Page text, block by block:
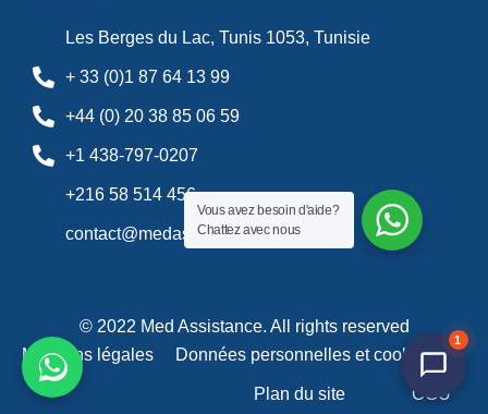
Les Berges du Lac, Tunis 1053, Tunisie
+ 33 (0)1 87 64 13 99
+44 (0) 20 38 85 06 59
+1 438-797-0207
+216 58 514 456
contact@medassistance.fr
© 2022 Med Assistance. All rights reserved
Mentions légales
Données personnelles et cookies
Plan du site CGU
Vous avez besoin d'aide?
Chattez avec nous
1